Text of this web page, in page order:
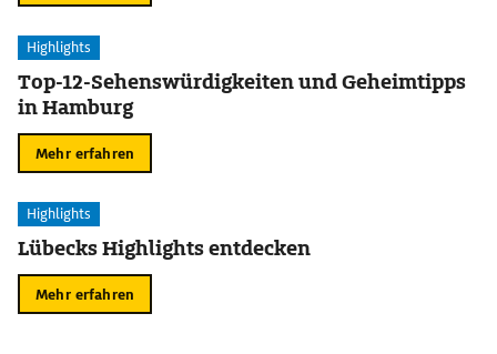
Highlights
Top-12-Sehenswürdigkeiten und Geheimtipps
in Hamburg
Mehr erfahren
Highlights
Lübecks Highlights entdecken
Mehr erfahren